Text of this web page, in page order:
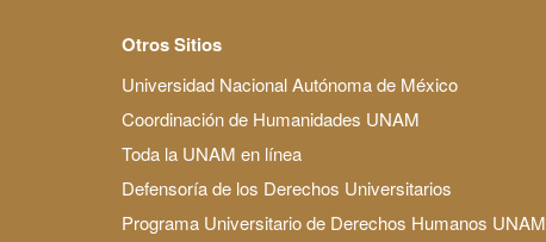
Otros Sitios
Universidad Nacional Autónoma de México
Coordinación de Humanidades UNAM
Toda la UNAM en línea
Defensoría de los Derechos Universitarios
Programa Universitario de Derechos Humanos UNAM